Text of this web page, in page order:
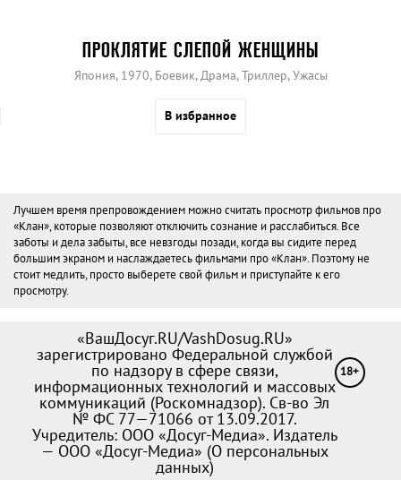
ПРОКЛЯТИЕ СЛЕПОЙ ЖЕНЩИНЫ
Япония, 1970, Боевик, Драма, Триллер, Ужасы
В избранное
Лучшем время препровождением можно считать просмотр фильмов про
«Клан», которые позволяют отключить сознание и расслабиться. Все
заботы и дела забыты, все невзгоды позади, когда вы сидите перед
большим экраном и наслаждаетесь фильмами про «Клан». Поэтому не
стоит медлить, просто выберете свой фильм и приступайте к его
просмотру.
«ВашДосуг.RU/VashDosug.RU»
зарегистрировано Федеральной службой
по надзору в сфере связи,
информационных технологий и массовых
коммуникаций (Роскомнадзор). Св-во Эл
№ ФС 77—71066 от 13.09.2017.
Учредитель: ООО «Досуг-Медиа». Издатель
— ООО «Досуг-Медиа» (О персональных
данных)
18+